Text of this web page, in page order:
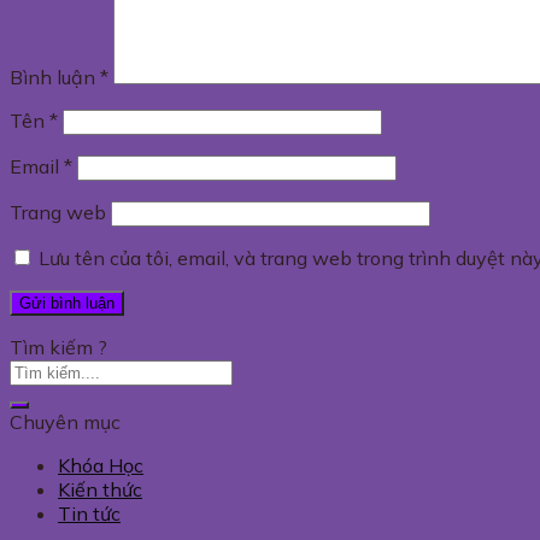
Bình luận *
Tên *
Email *
Trang web
Lưu tên của tôi, email, và trang web trong trình duyệt
Tìm kiếm ?
Chuyên mục
Khóa Học
Kiến thức
Tin tức